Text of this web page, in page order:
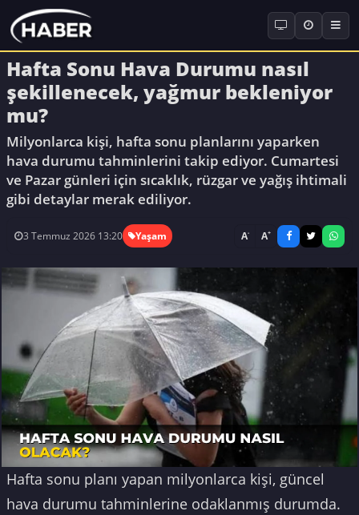
Hafta Sonu Hava Durumu nasıl
şekillenecek, yağmur bekleniyor
mu?
Milyonlarca kişi, hafta sonu planlarını yaparken
hava durumu tahminlerini takip ediyor. Cumartesi
ve Pazar günleri için sıcaklık, rüzgar ve yağış ihtimali
gibi detaylar merak ediliyor.
3 Temmuz 2026 13:20 Yaşam A- A+
Hafta sonu planı yapan milyonlarca kişi, güncel
hava durumu tahminlerine odaklanmış durumda.